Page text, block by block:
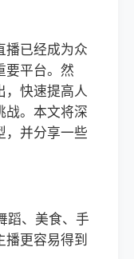
播已经成为众
要平台。然
，快速提高人
战。本文将深
，并分享一些
蹈、美食、手
更容易得到